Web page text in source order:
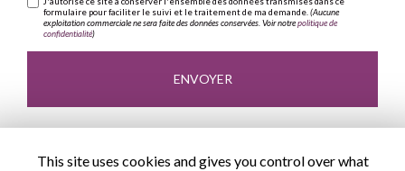
formulaire pour faciliter le suivi et le traitement de ma demande.(Aucune
exploitation commerciale ne sera faite des données conservées. Voir notrepolitique de
confidentialité)
This site uses cookies and gives you control over what